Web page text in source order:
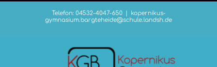
Telefon: 04532-4047-650
kopernikus-
gymnasium.bargteheide@schule.landsh.de